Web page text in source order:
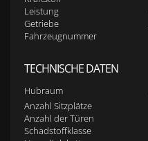
Leistung
Getriebe
Fahrzeugnummer
TECHNISCHE DATEN
Hubraum
Anzahl Sitzplätze
Anzahl der Türen
Schadstoffklasse